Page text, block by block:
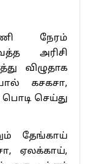
நேரம்
அரிசி
விழுதாக
கசகசா,
செய்து
தேங்காய்
ஏலக்காய்,